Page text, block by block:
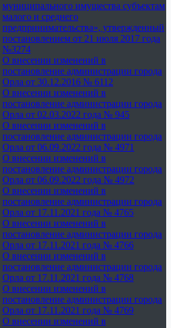
муниципального имущества субъектам
малого и среднего
предпринимательства», утвержденный
постановлением от 21 июля 2017 года
№3274
О внесении изменений в
постановление администрации города
Орла от 30.12.2016 № 6112
О внесении изменений в
постановление администрации города
Орла от 02.03.2022 года № 945
О внесении изменений в
постановление администрации города
Орла от 06.09.2022 года № 4971
О внесении изменений в
постановление администрации города
Орла от 06.09.2022 года № 4972
О внесении изменений в
постановление администрации города
Орла от 17.11.2021 года № 4765
О внесении изменений в
постановление администрации города
Орла от 17.11.2021 года № 4766
О внесении изменений в
постановление администрации города
Орла от 17.11.2021 года № 4768
О внесении изменений в
постановление администрации города
Орла от 17.11.2021 года № 4769
О внесении изменений в